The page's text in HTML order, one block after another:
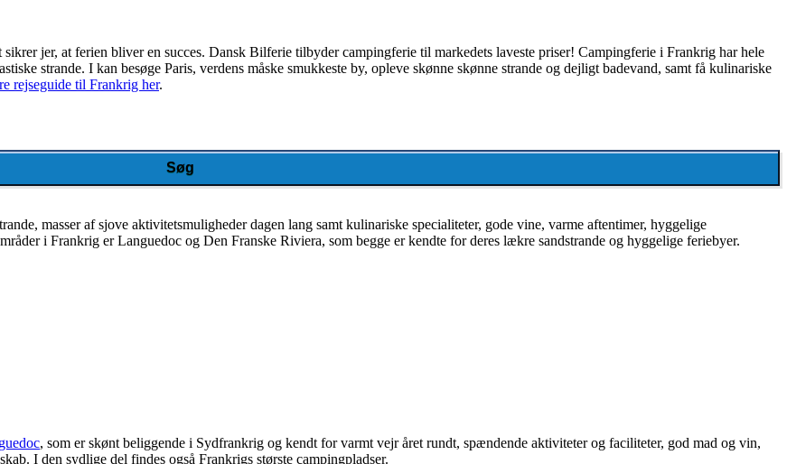
jer, at ferien bliver en succes. Dansk Bilferie tilbyder campingferie til markedets laveste priser! Campingferie i Frankrig har hele
strande. I kan besøge Paris, verdens måske smukkeste by, opleve skønne skønne strande og dejligt badevand, samt få kulinariske
rejseguide til Frankrig her.
masser af sjove aktivitetsmuligheder dagen lang samt kulinariske specialiteter, gode vine, varme aftentimer, hyggelige
i Frankrig er Languedoc og Den Franske Riviera, som begge er kendte for deres lækre sandstrande og hyggelige feriebyer.
, som er skønt beliggende i Sydfrankrig og kendt for varmt vejr året rundt, spændende aktiviteter og faciliteter, god mad og vin,
I den sydlige del findes også Frankrigs største campingpladser.
Søg